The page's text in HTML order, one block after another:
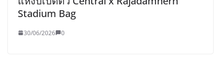
Stadium Bag
30/06/2026 0